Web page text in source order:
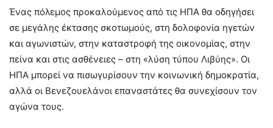
Ένας πόλεμος προκαλούμενος από τις ΗΠΑ θα οδηγήσει
σε μεγάλης έκτασης σκοτωμούς, στη δολοφονία ηγετών
και αγωνιστών, στην καταστροφή της οικονομίας, στην
πείνα και στις ασθένειες – στη «λύση τύπου Λιβύης». Οι
ΗΠΑ μπορεί να πισωγυρίσουν την κοινωνική δημοκρατία,
αλλά οι Βενεζουελάνοι επαναστάτες θα συνεχίσουν τον
αγώνα τους.